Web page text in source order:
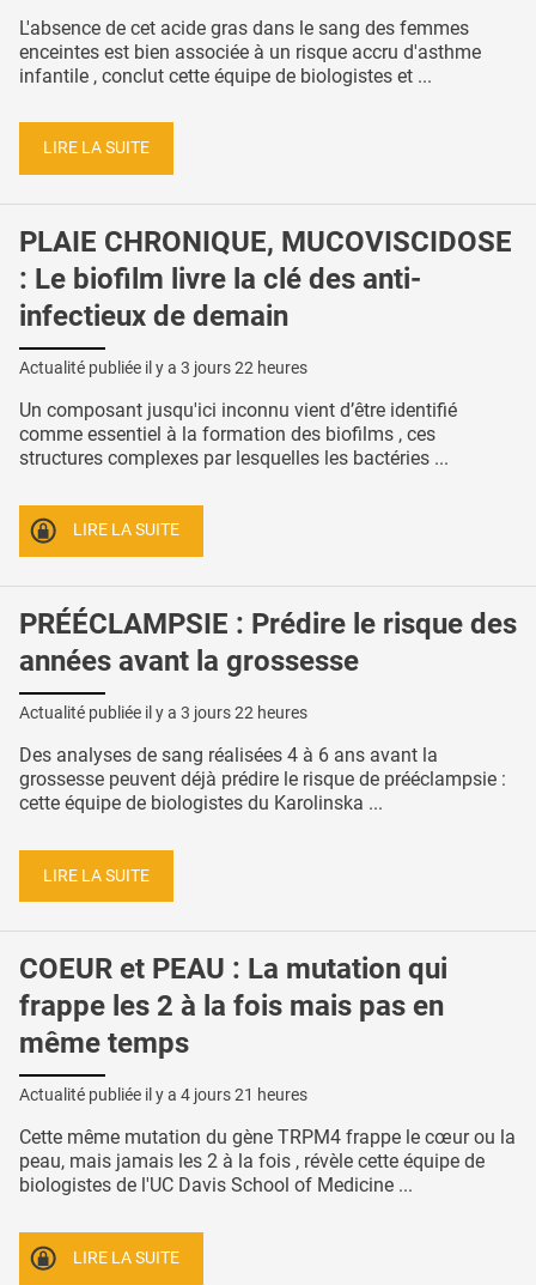
L'absence de cet acide gras dans le sang des femmes
enceintes est bien associée à un risque accru d'asthme
infantile , conclut cette équipe de biologistes et ...
LIRE LA SUITE
PLAIE CHRONIQUE, MUCOVISCIDOSE
: Le biofilm livre la clé des anti-
infectieux de demain
Actualité publiée il y a 3 jours 22 heures
Un composant jusqu'ici inconnu vient d’être identifié
comme essentiel à la formation des biofilms , ces
structures complexes par lesquelles les bactéries ...
LIRE LA SUITE
PRÉÉCLAMPSIE : Prédire le risque des
années avant la grossesse
Actualité publiée il y a 3 jours 22 heures
Des analyses de sang réalisées 4 à 6 ans avant la
grossesse peuvent déjà prédire le risque de prééclampsie :
cette équipe de biologistes du Karolinska ...
LIRE LA SUITE
COEUR et PEAU : La mutation qui
frappe les 2 à la fois mais pas en
même temps
Actualité publiée il y a 4 jours 21 heures
Cette même mutation du gène TRPM4 frappe le cœur ou la
peau, mais jamais les 2 à la fois , révèle cette équipe de
biologistes de l'UC Davis School of Medicine ...
LIRE LA SUITE